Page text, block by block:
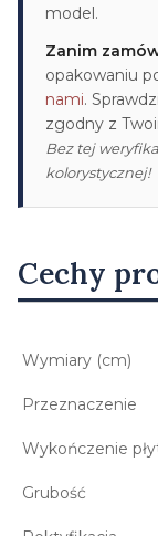
model.
Zanim
opakowaniu
nami.
zgodny z
Bez tej
kolorystycznej!
Cechy
Wymiary (cm)
Przeznaczenie
Wykończenie
Grubość